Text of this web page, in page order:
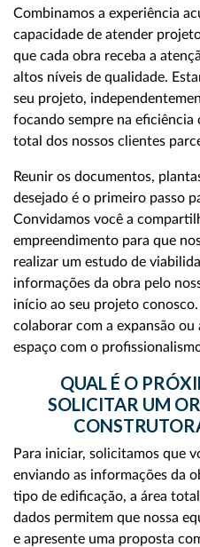
Combinamos a experiência
capacidade de atender
que cada obra receba a
altos níveis de qualidade.
seu projeto,
focando sempre na
total dos nossos clientes
Reunir os documentos,
desejado é o primeiro passo
Convidamos você a
empreendimento para que
realizar um estudo de
informações da obra pelo
início ao seu projeto
colaborar com a expansão
espaço com o
QUAL É O
SOLICITAR UM
Para iniciar, solicitamos que
enviando as informações da
tipo de edificação, a área
dados permitem que nossa
e apresente uma proposta